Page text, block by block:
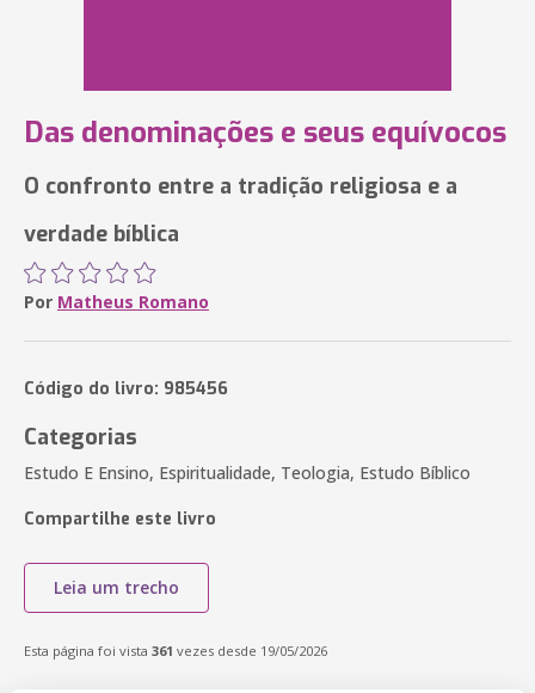
Das denominações e seus equívocos
O confronto entre a tradição religiosa e a
verdade bíblica
Por Matheus Romano
Código do livro: 985456
Categorias
Estudo E Ensino, Espiritualidade, Teologia, Estudo Bíblico
Compartilhe este livro
Leia um trecho
Esta página foi vista 361 vezes desde 19/05/2026